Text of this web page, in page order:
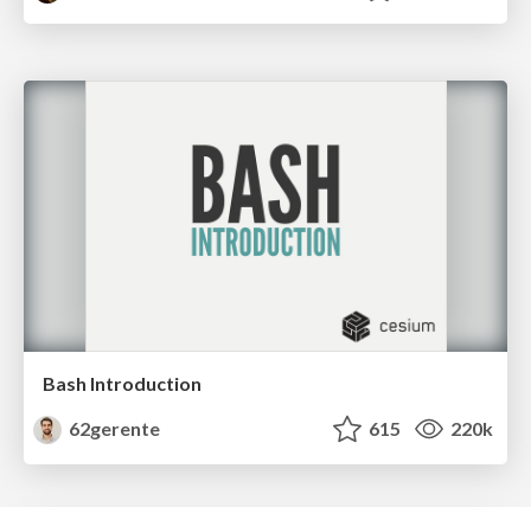
Bash Introduction
62gerente
615 220k